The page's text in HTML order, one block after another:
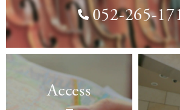
052-265-
Access